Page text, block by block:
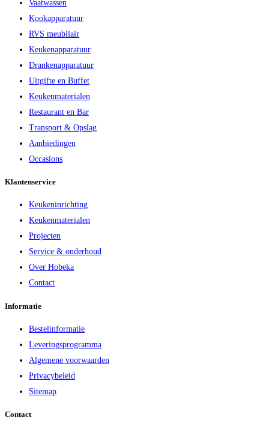
Vaatwassen
Kookapparatuur
RVS meubilair
Keukenapparatuur
Drankenapparatuur
Uitgifte en Buffet
Keukenmaterialen
Restaurant en Bar
Transport & Opslag
Aanbiedingen
Occasions
Klantenservice
Keukeninrichting
Keukenmaterialen
Projecten
Service & onderhoud
Over Hobeka
Contact
Informatie
Bestelinformatie
Leveringsprogramma
Algemene voorwaarden
Privacybeleid
Sitemap
Contact